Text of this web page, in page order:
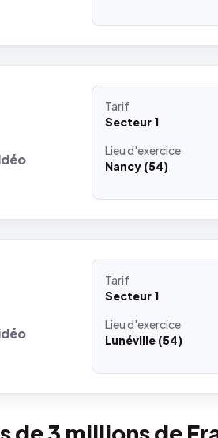
Tarif
Secteur 1
Lieud'exercice
Nancy (54)
Tarif
Secteur 1
Lieud'exercice
Lunéville (54)